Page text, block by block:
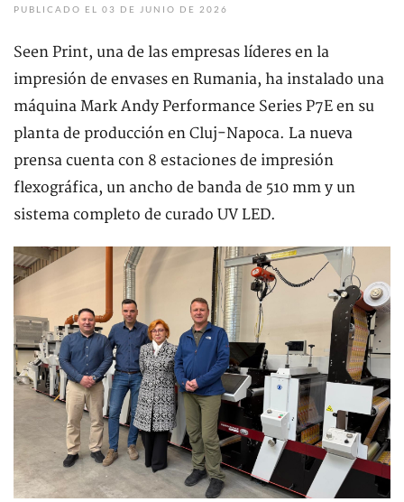
PUBLICADO EL 03 DE JUNIO DE 2026
Seen Print, una de las empresas líderes en la
impresión de envases en Rumania, ha instalado una
máquina Mark Andy Performance Series P7E en su
planta de producción en Cluj-Napoca. La nueva
prensa cuenta con 8 estaciones de impresión
flexográfica, un ancho de banda de 510 mm y un
sistema completo de curado UV LED.